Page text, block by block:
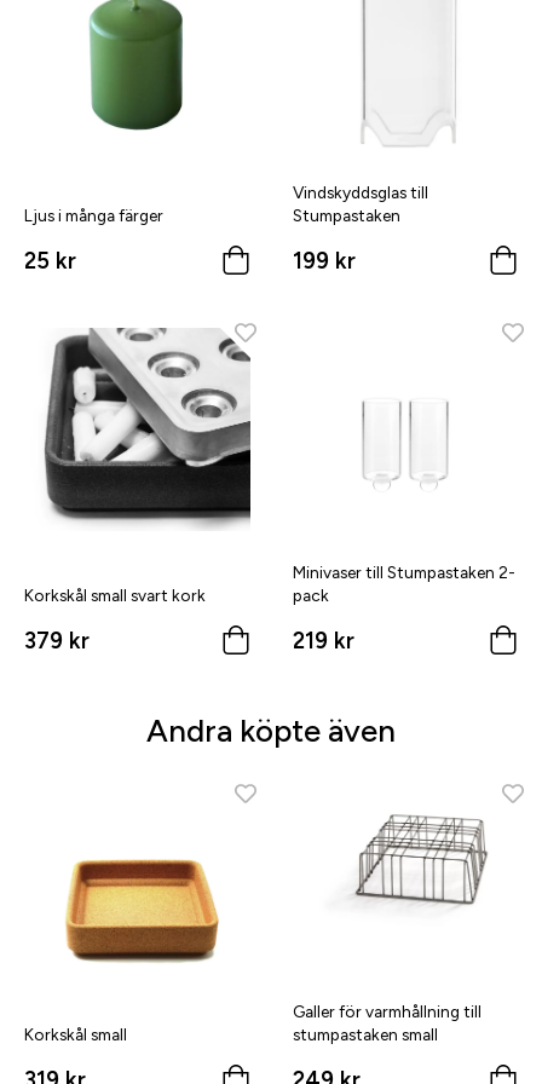
Ljus i många färger
25 kr
Vindskyddsglas till
Stumpastaken
199 kr
Korkskål small svart kork
379 kr
Minivaser till Stumpastaken 2-
pack
219 kr
Andra köpte även
Korkskål small
Galler för varmhållning till
stumpastaken small